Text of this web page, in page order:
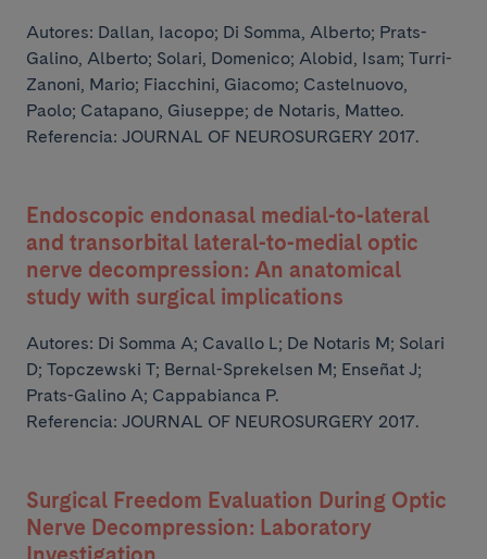
Autores: Dallan, Iacopo; Di Somma, Alberto; Prats-
Galino, Alberto; Solari, Domenico; Alobid, Isam; Turri-
Zanoni, Mario; Fiacchini, Giacomo; Castelnuovo,
Paolo; Catapano, Giuseppe; de Notaris, Matteo.
Referencia: JOURNAL OF NEUROSURGERY 2017.
Endoscopic endonasal medial-to-lateral
and transorbital lateral-to-medial optic
nerve decompression: An anatomical
study with surgical implications
Autores: Di Somma A; Cavallo L; De Notaris M; Solari
D; Topczewski T; Bernal-Sprekelsen M; Enseñat J;
Prats-Galino A; Cappabianca P.
Referencia: JOURNAL OF NEUROSURGERY 2017.
Surgical Freedom Evaluation During Optic
Nerve Decompression: Laboratory